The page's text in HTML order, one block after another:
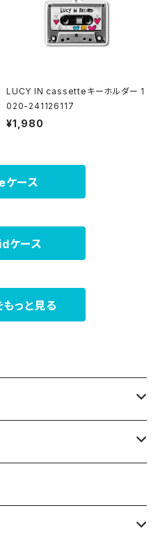
LUCY IN cassetteキーホルダー 1
020-241126117
¥1,980
ース
ケース
っと見る